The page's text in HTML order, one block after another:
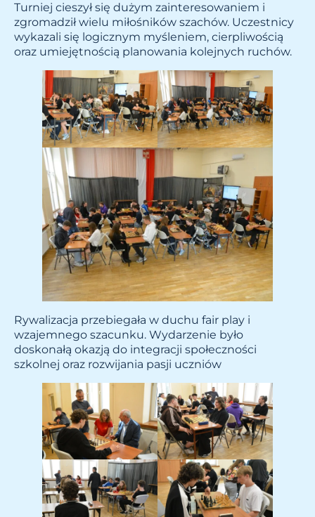
Turniej cieszył się dużym zainteresowaniem i
zgromadził wielu miłośników szachów. Uczestnicy
wykazali się logicznym myśleniem, cierpliwością
oraz umiejętnością planowania kolejnych ruchów.
Rywalizacja przebiegała w duchu fair play i
wzajemnego szacunku. Wydarzenie było
doskonałą okazją do integracji społeczności
szkolnej oraz rozwijania pasji uczniów